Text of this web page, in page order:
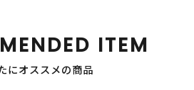
ITEM
にオススメの商品